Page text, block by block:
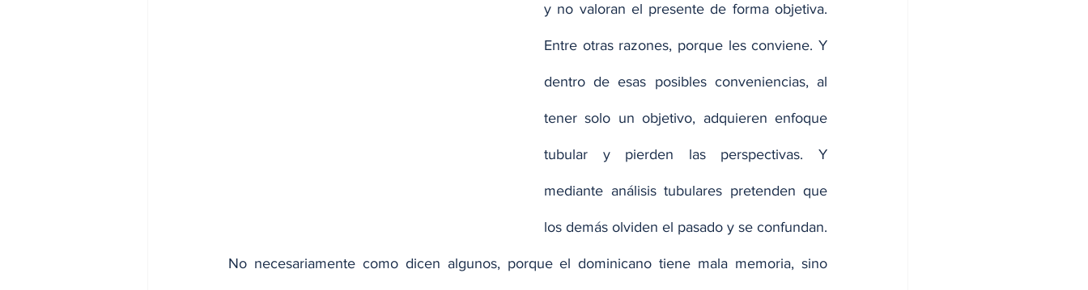
y no valoran el presente de forma objetiva.
Entre otras razones, porque les conviene. Y
dentro de esas posibles conveniencias, al
tener solo un objetivo, adquieren enfoque
tubular y pierden las perspectivas. Y
mediante análisis tubulares pretenden que
los demás olviden el pasado y se confundan.
No necesariamente como dicen algunos, porque el dominicano tiene mala memoria, sino